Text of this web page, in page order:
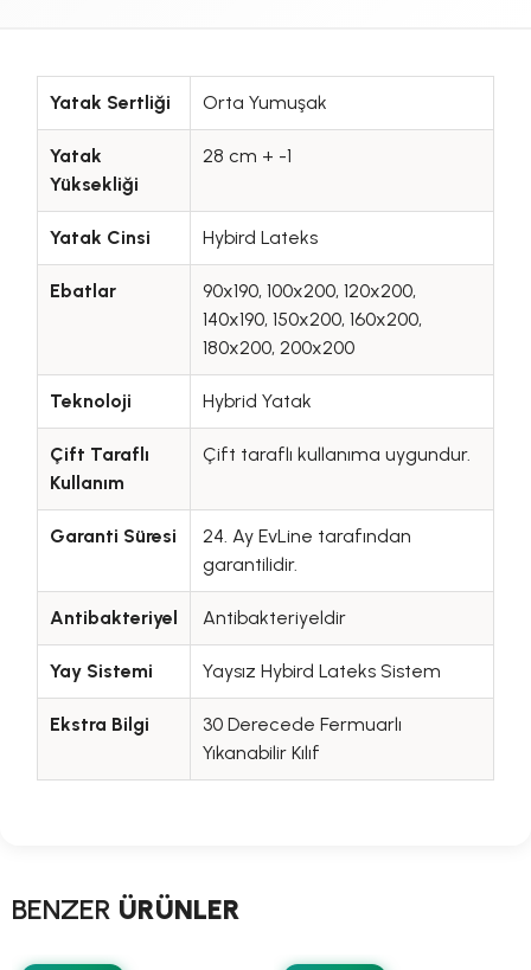
Yatak Sertliği Orta Yumuşak
Yatak
Yüksekliği
28 cm + -1
Yatak Cinsi Hybird Lateks
Ebatlar
90x190, 100x200, 120x200,
140x190, 150x200, 160x200,
180x200, 200x200
Teknoloji Hybrid Yatak
Çift Taraflı
Kullanım
Çift taraflı kullanıma uygundur.
Garanti Süresi
24. Ay EvLine tarafından
garantilidir.
Antibakteriyel Antibakteriyeldir
Yay Sistemi Yaysız Hybird Lateks Sistem
Ekstra Bilgi
30 Derecede Fermuarlı
Yıkanabilir Kılıf
BENZER ÜRÜNLER